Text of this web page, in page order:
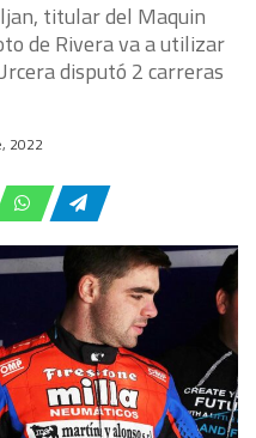
titular del Maquin
de Rivera va a utilizar
disputó 2 carreras
2022